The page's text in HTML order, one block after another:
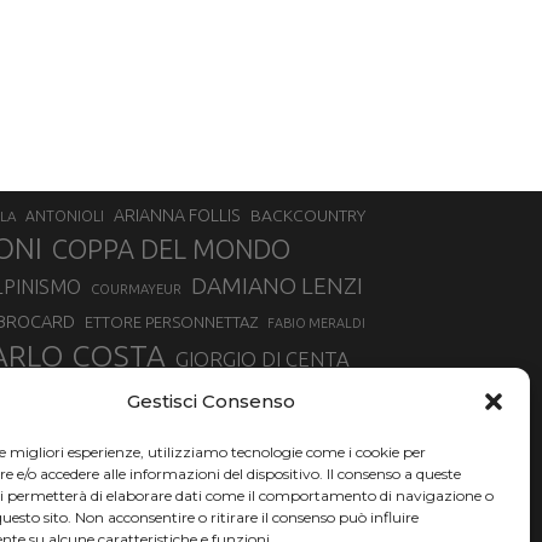
Gestisci Consenso
migliori esperienze, utilizziamo tecnologie come i cookie per
e/o accedere alle informazioni del dispositivo. Il consenso a queste
permetterà di elaborare dati come il comportamento di navigazione o
sito. Non acconsentire o ritirare il consenso può influire
ANTONIOLI ARIANNA FOLLIS
BACKCOUNTRY
COPPA DEL MONDO
COURMAYEUR DAMIANO LENZI
ETTORE PERSONNETTAZ FABIO MERALDI
COSTA GIORGIO DI CENTA
LUCA MATTEOTTI MADONNA DI CAMPIGLIO
NAZIONALE DI SCIALPINISMO NORVEGIA
PSL RAFFAELLA TEMPESTA